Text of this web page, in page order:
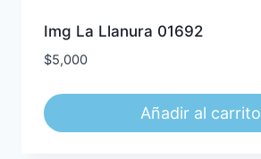
Img La Llanura 01692
$5,000
Añadir al carrito